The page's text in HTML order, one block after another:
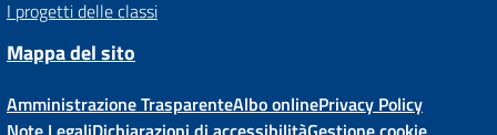
I progetti delle classi
Mappa del sito
Amministrazione TrasparenteAlbo onlinePrivacy Policy